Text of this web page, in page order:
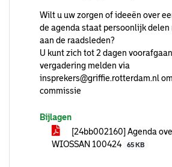
Wilt u uw zorgen of ideeën over
de agenda staat persoonlijk
aan de raadsleden?
U kunt zich tot 2 dagen
vergadering melden via
insprekers@griffie.rotterdam.nl
commissie
Bijlagen
[24bb002160] Agenda
WIOSSAN 100424
65 KB